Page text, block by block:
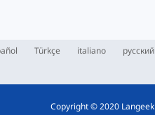
Türkçe italiano русский
Copyright © 2020